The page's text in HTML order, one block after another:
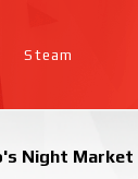
Steam
Night Market